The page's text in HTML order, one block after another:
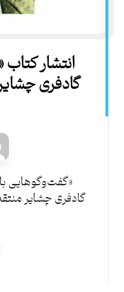
انتشار
گادفری
«گفت‌وگوهایی
گادفری چشایر